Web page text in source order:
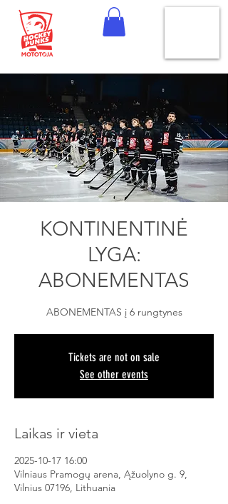
KONTINENTINĖ
LYGA:
ABONEMENTAS
ABONEMENTAS į 6 rungtynes
Tickets are not on sale
See other events
Laikas ir vieta
2025-10-17 16:00
Vilniaus Pramogų arena, Ąžuolyno g. 9,
Vilnius 07196, Lithuania